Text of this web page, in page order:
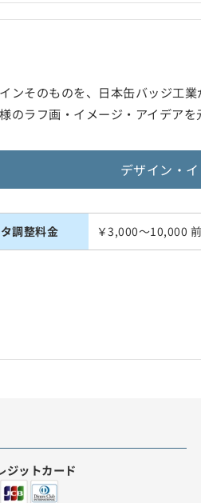
ンそのものを、日本缶バッジ工業
のラフ画・イメージ・アイデア
デザイン・
調整料金 ￥3,000～10,000
ットカード